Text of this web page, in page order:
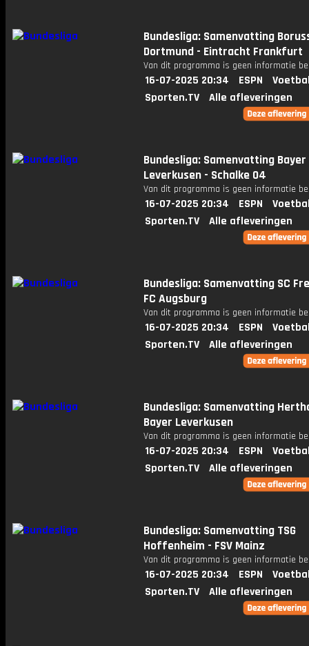
Bundesliga: Samenvatting
Dortmund - Eintracht Frankfurt
Van dit programma is geen informatie
16-07-2025 20:34 ESPN
Sporten.TV
Alle afleveringen
Bundesliga: Samenvatting Bayer
Leverkusen - Schalke 04
Van dit programma is geen informatie
16-07-2025 20:34 ESPN
Sporten.TV
Alle afleveringen
Bundesliga: Samenvatting SC
FC Augsburg
Van dit programma is geen informatie
16-07-2025 20:34 ESPN
Sporten.TV
Alle afleveringen
Bundesliga: Samenvatting
Bayer Leverkusen
Van dit programma is geen informatie
16-07-2025 20:34 ESPN
Sporten.TV
Alle afleveringen
Bundesliga: Samenvatting TSG
Hoffenheim - FSV Mainz
Van dit programma is geen informatie
16-07-2025 20:34 ESPN
Sporten.TV
Alle afleveringen